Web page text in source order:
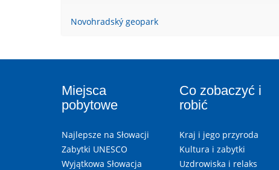
Novohradský geopark
Miejsca
pobytowe
Najlepsze na Słowacji
Zabytki UNESCO
Wyjątkowa Słowacja
Co zobaczyć i
robić
Kraj i jego przyroda
Kultura i zabytki
Uzdrowiska i relaks